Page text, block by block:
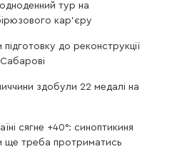
тур на
кар’єру
підготовку до реконструкції
здобули 22 медалі на
сягне +40°: синоптикиня
ще треба протриматись